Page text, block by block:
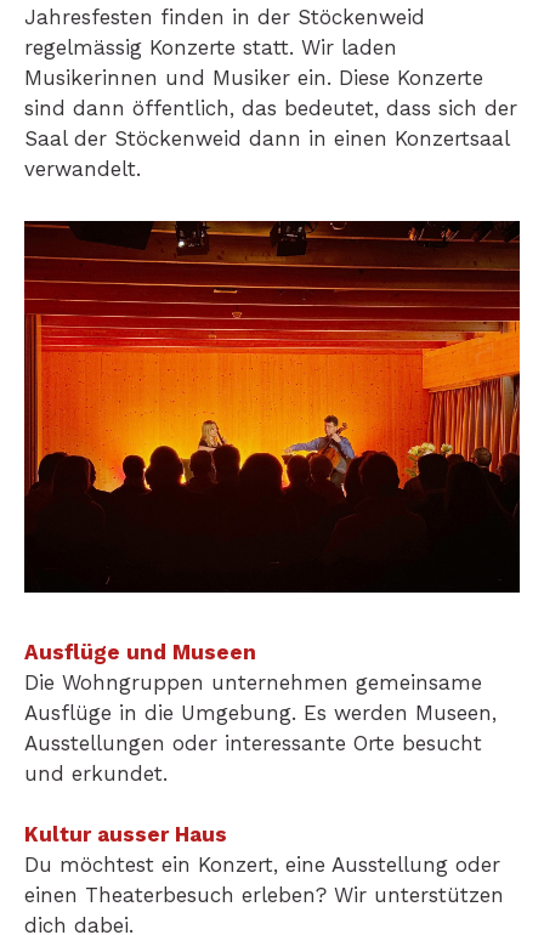
Jahresfesten finden in der Stöckenweid
regelmässig Konzerte statt. Wir laden
Musikerinnen und Musiker ein. Diese Konzerte
sind dann öffentlich, das bedeutet, dass sich der
Saal der Stöckenweid dann in einen Konzertsaal
verwandelt.
Ausflüge und Museen
Die Wohngruppen unternehmen gemeinsame
Ausflüge in die Umgebung. Es werden Museen,
Ausstellungen oder interessante Orte besucht
und erkundet.
Kultur ausser Haus
Du möchtest ein Konzert, eine Ausstellung oder
einen Theaterbesuch erleben? Wir unterstützen
dich dabei.